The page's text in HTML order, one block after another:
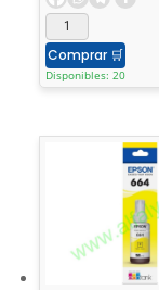
Comprar 🛒
Disponibles: 20